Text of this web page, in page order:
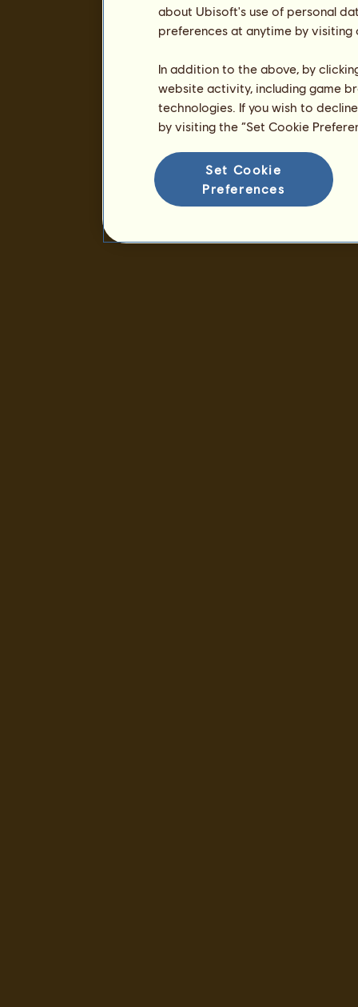
about Ubisoft's use of personal
preferences at anytime by
In addition to the above, by
website activity, including game
technologies. If you wish to
by visiting the “Set Cookie
Set Cookie
Preferences